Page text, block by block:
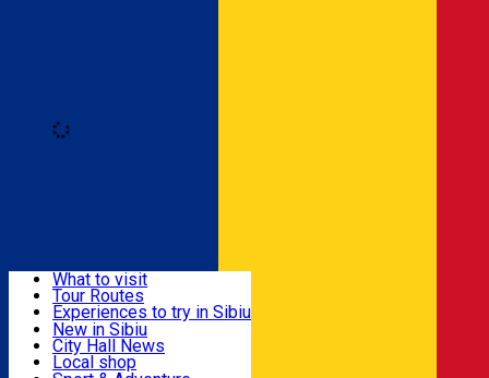
Useful info
Activities & Adventure
What to visit
Tour Routes
Experiences to try in Sibiu
Podcast
Culture
Museums
New in Sibiu
City Hall News
Local shop